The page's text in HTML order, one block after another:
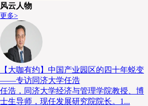
论及供应链服务，自然无法忽视京
绩报告，第三季度京东物流总收入
供应链收入达301亿元，同比增长
核心支撑。
风云人物
更多>
【大咖有约】中国产业园区的四十年蜕变
——专访同济大学任浩
任浩，同济大学经济与管理学院教授、博
士生导师，现任发展研究院院长。1...